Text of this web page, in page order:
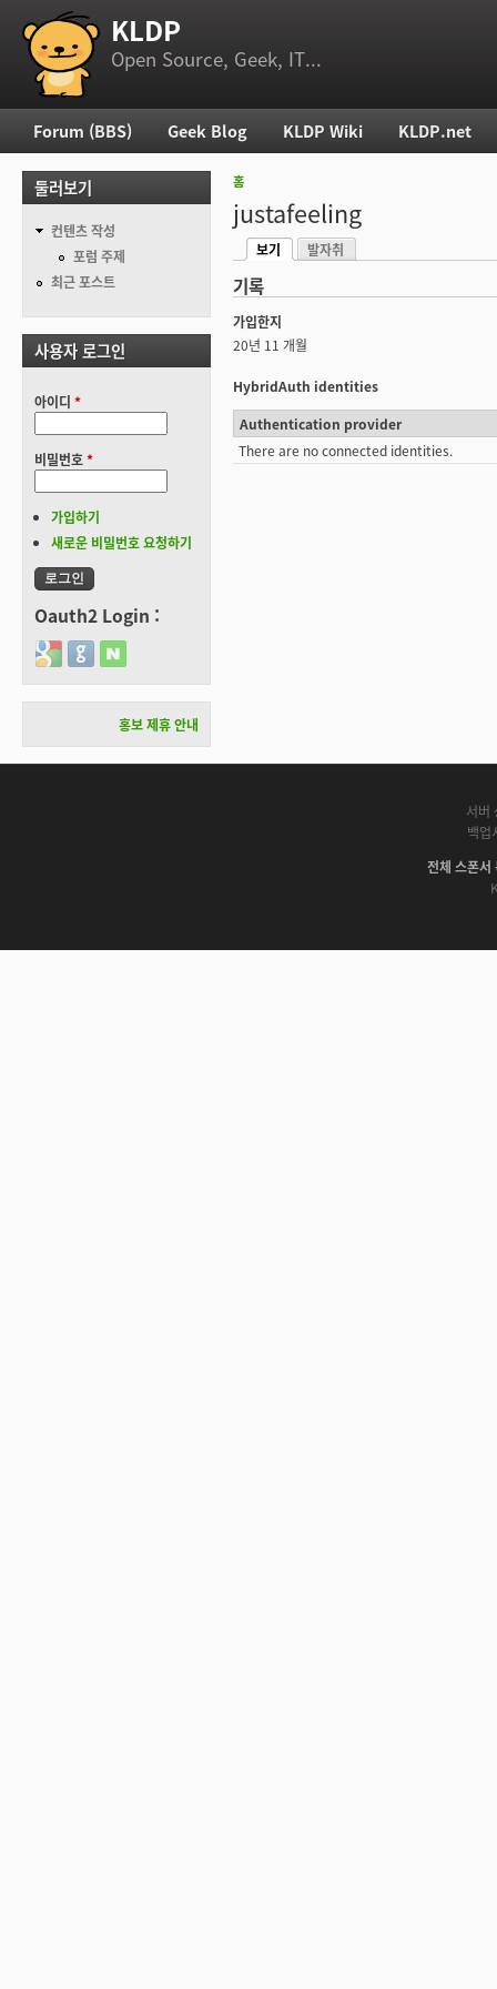
부 메뉴 KLDP
Open Source, Geek, IT...
현재 위치
홈
justafeeling
기본탭
보기
발자취
기록
가입한지
20년 11 개월
HybridAuth identities
Authentication provider
There are no connected identities.
주 메뉴
Forum (BBS) Geek Blog KLDP Wiki KLDP.net
둘러보기
컨텐츠 작성
포럼 주제
최근 포스트
사용자 로그인
아이디 *
비밀번호*
가입하기
새로운 비밀번호 요청하기
Oauth2 Login :
Login with Google
Login with GitHub
Login with Naver
홍보 제휴 안내
서버
백업
전체 스폰서